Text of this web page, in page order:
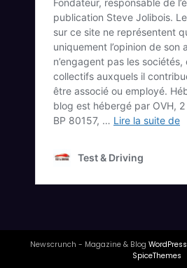
Newscrunch - Magazine & Blog WordPress
SpiceThemes